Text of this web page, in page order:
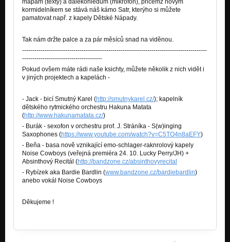
mapám (texty) a dalekohledům (mikrofon), přičemž novým
kormidelníkem se stává náš kámo Satr, kterýho si můžete
pamatovat např. z kapely Dětské Nápady.
Tak nám držte palce a za pár měsíců snad na viděnou.
------------------------------------------------------------------------------------------
---------------------------------------
Pokud ovšem máte rádi naše ksichty, můžete několik z nich vidět i
v jiných projektech a kapelách -
- Jack - bicí Smutný Karel (http://smutnykarel.cz/); kapelník
dětského rytmického orchestru Hakuna Matata
(http://www.hakunamatata.cz/)
- Burák - sexofon v orchestru prof. J. Stráníka - S(w)inging
Saxophones (https://www.youtube.com/watch?v=C5TO4n8aEFY)
- Beňa - basa nově vznikající emo-schlager-raknrolový kapely
Noise Cowboys (veřejná premiéra 24. 10. Lucky Perry/JH) +
Absinthový Recitál (http://bandzone.cz/absinthovyrecital
- Rybízek aka Bardie Bardlin (www.bandzone.cz/bardiebardlin)
anebo vokál Noise Cowboys
Děkujeme !